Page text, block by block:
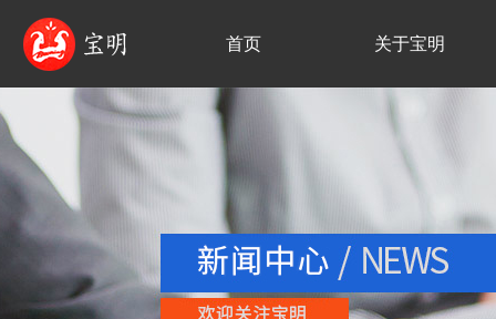
首页 关于宝明